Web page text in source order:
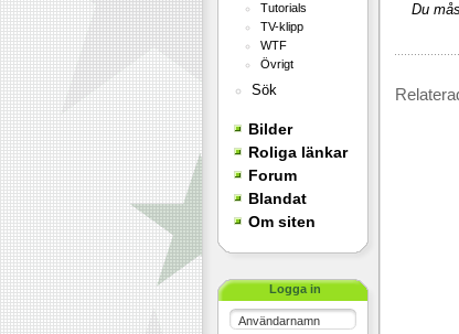
Tutorials
TV-klipp
WTF
Övrigt
Sök
Bilder
Roliga länkar
Forum
Blandat
Om siten
Logga in
Användarnamn
Du